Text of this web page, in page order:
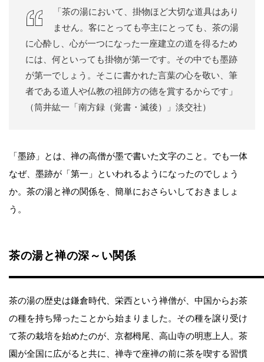
「茶の湯において、掛物ほど大切な道具はあり
ません。客にとっても亭主にとっても、茶の湯
に心酔し、心が一つになった一座建立の道を得るため
には、何といっても掛物が第一です。その中でも墨跡
が第一でしょう。そこに書かれた言葉の心を敬い、筆
者である道人や仏教の祖師方の徳を賞するからです」
（筒井紘一「南方録（覚書・滅後）」淡交社）
「墨跡」とは、禅の高僧が墨で書いた文字のこと。でも一体
なぜ、墨跡が「第一」といわれるようになったのでしょう
か。茶の湯と禅の関係を、簡単におさらいしておきましょ
う。
茶の湯と禅の深～い関係
茶の湯の歴史は鎌倉時代、栄西という禅僧が、中国からお茶
の種を持ち帰ったことから始まりました。その種を譲り受け
て茶の栽培を始めたのが、京都栂尾、高山寺の明恵上人。茶
園が全国に広がると共に、禅寺で座禅の前に茶を喫する習慣